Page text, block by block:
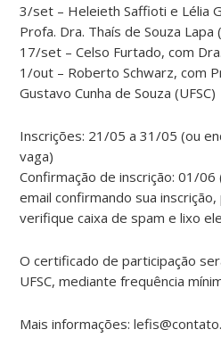
3/set – Heleieth Saffioti e Lélia
Profa. Dra. Thaís de Souza Lapa
17/set – Celso Furtado, com
1/out – Roberto Schwarz, com
Gustavo Cunha de Souza (UFSC)
Inscrições: 21/05 a 31/05 (ou
vaga)
Confirmação de inscrição: 01/06
email confirmando sua
verifique caixa de spam e lixo
O certificado de participação
UFSC, mediante frequência
Mais informações: